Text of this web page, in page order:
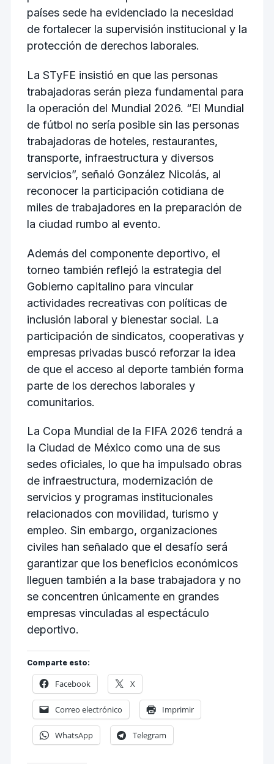
países sede ha evidenciado la necesidad
de fortalecer la supervisión institucional y la
protección de derechos laborales.
La STyFE insistió en que las personas
trabajadoras serán pieza fundamental para
la operación del Mundial 2026. “El Mundial
de fútbol no sería posible sin las personas
trabajadoras de hoteles, restaurantes,
transporte, infraestructura y diversos
servicios”, señaló González Nicolás, al
reconocer la participación cotidiana de
miles de trabajadores en la preparación de
la ciudad rumbo al evento.
Además del componente deportivo, el
torneo también reflejó la estrategia del
Gobierno capitalino para vincular
actividades recreativas con políticas de
inclusión laboral y bienestar social. La
participación de sindicatos, cooperativas y
empresas privadas buscó reforzar la idea
de que el acceso al deporte también forma
parte de los derechos laborales y
comunitarios.
La Copa Mundial de la FIFA 2026 tendrá a
la Ciudad de México como una de sus
sedes oficiales, lo que ha impulsado obras
de infraestructura, modernización de
servicios y programas institucionales
relacionados con movilidad, turismo y
empleo. Sin embargo, organizaciones
civiles han señalado que el desafío será
garantizar que los beneficios económicos
lleguen también a la base trabajadora y no
se concentren únicamente en grandes
empresas vinculadas al espectáculo
deportivo.
Comparte esto:
Facebook X
Correo electrónico Imprimir
WhatsApp Telegram